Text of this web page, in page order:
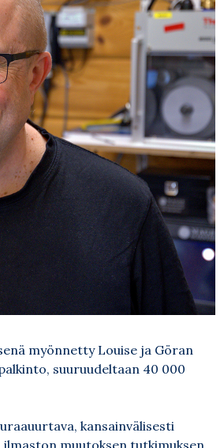
myönnetty Louise ja Göran
suuruudeltaan 40 000
kansainvälisesti
muutoksen tutkimuksen